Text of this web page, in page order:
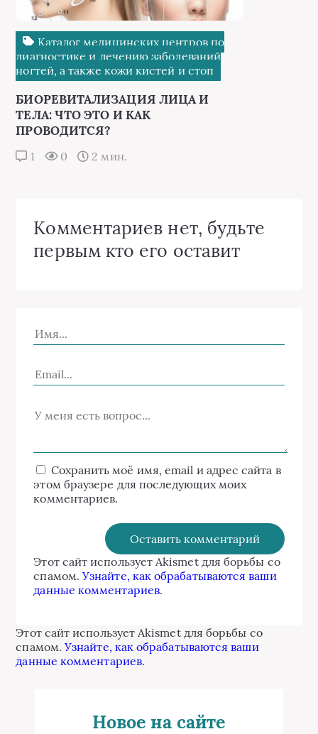
Каталог медицинских центров по
диагностике и лечению заболеваний
ногтей, а также кожи кистей и стоп
БИОРЕВИТАЛИЗАЦИЯ ЛИЦА И
ТЕЛА: ЧТО ЭТО И КАК
ПРОВОДИТСЯ?
1 0 2 мин.
Комментариев нет, будьте
первым кто его оставит
Сохранить моё имя, email и адрес сайта в
этом браузере для последующих моих
комментариев.
Этот сайт использует Akismet для борьбы со
спамом.Узнайте, как обрабатываются ваши
данные комментариев.
Этот сайт использует Akismet для борьбы со
спамом.Узнайте, как обрабатываются ваши
данные комментариев.
Новое на сайте